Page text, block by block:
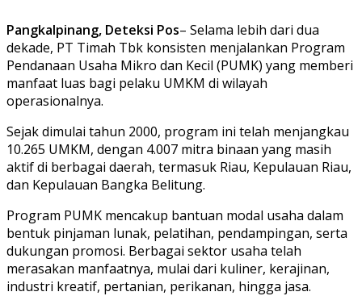
Pangkalpinang, Deteksi Pos– Selama lebih dari dua
dekade, PT Timah Tbk konsisten menjalankan Program
Pendanaan Usaha Mikro dan Kecil (PUMK) yang memberi
manfaat luas bagi pelaku UMKM di wilayah
operasionalnya.
Sejak dimulai tahun 2000, program ini telah menjangkau
10.265 UMKM, dengan 4.007 mitra binaan yang masih
aktif di berbagai daerah, termasuk Riau, Kepulauan Riau,
dan Kepulauan Bangka Belitung.
Program PUMK mencakup bantuan modal usaha dalam
bentuk pinjaman lunak, pelatihan, pendampingan, serta
dukungan promosi. Berbagai sektor usaha telah
merasakan manfaatnya, mulai dari kuliner, kerajinan,
industri kreatif, pertanian, perikanan, hingga jasa.